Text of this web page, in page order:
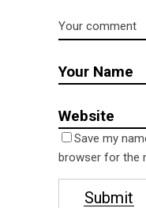
Save my
browser for the
Submit